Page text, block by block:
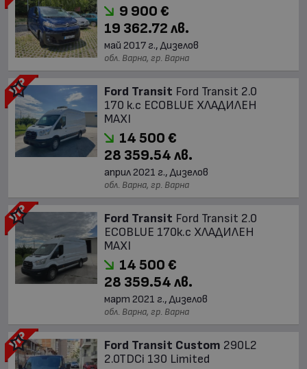
9 900 €
19 362.72 лв.
май 2017 г., Дизелов
обл. Варна, гр. Варна
Ford Transit Ford Transit 2.0
170 к.с ECOBLUE ХЛАДИЛЕН
MAXI
14 500 €
28 359.54 лв.
април 2021 г., Дизелов
обл. Варна, гр. Варна
Ford Transit Ford Transit 2.0
ECOBLUE 170к.с ХЛАДИЛЕН
MAXI
14 500 €
28 359.54 лв.
март 2021 г., Дизелов
обл. Варна, гр. Варна
Ford Transit Custom 290L2
2.0TDCi 130 Limited